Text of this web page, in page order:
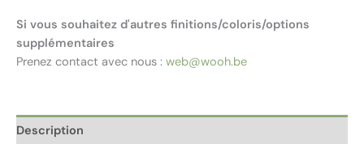
Si vous souhaitez d'autres finitions/coloris/options
supplémentaires
Prenez contact avec nous : web@wooh.be
Description